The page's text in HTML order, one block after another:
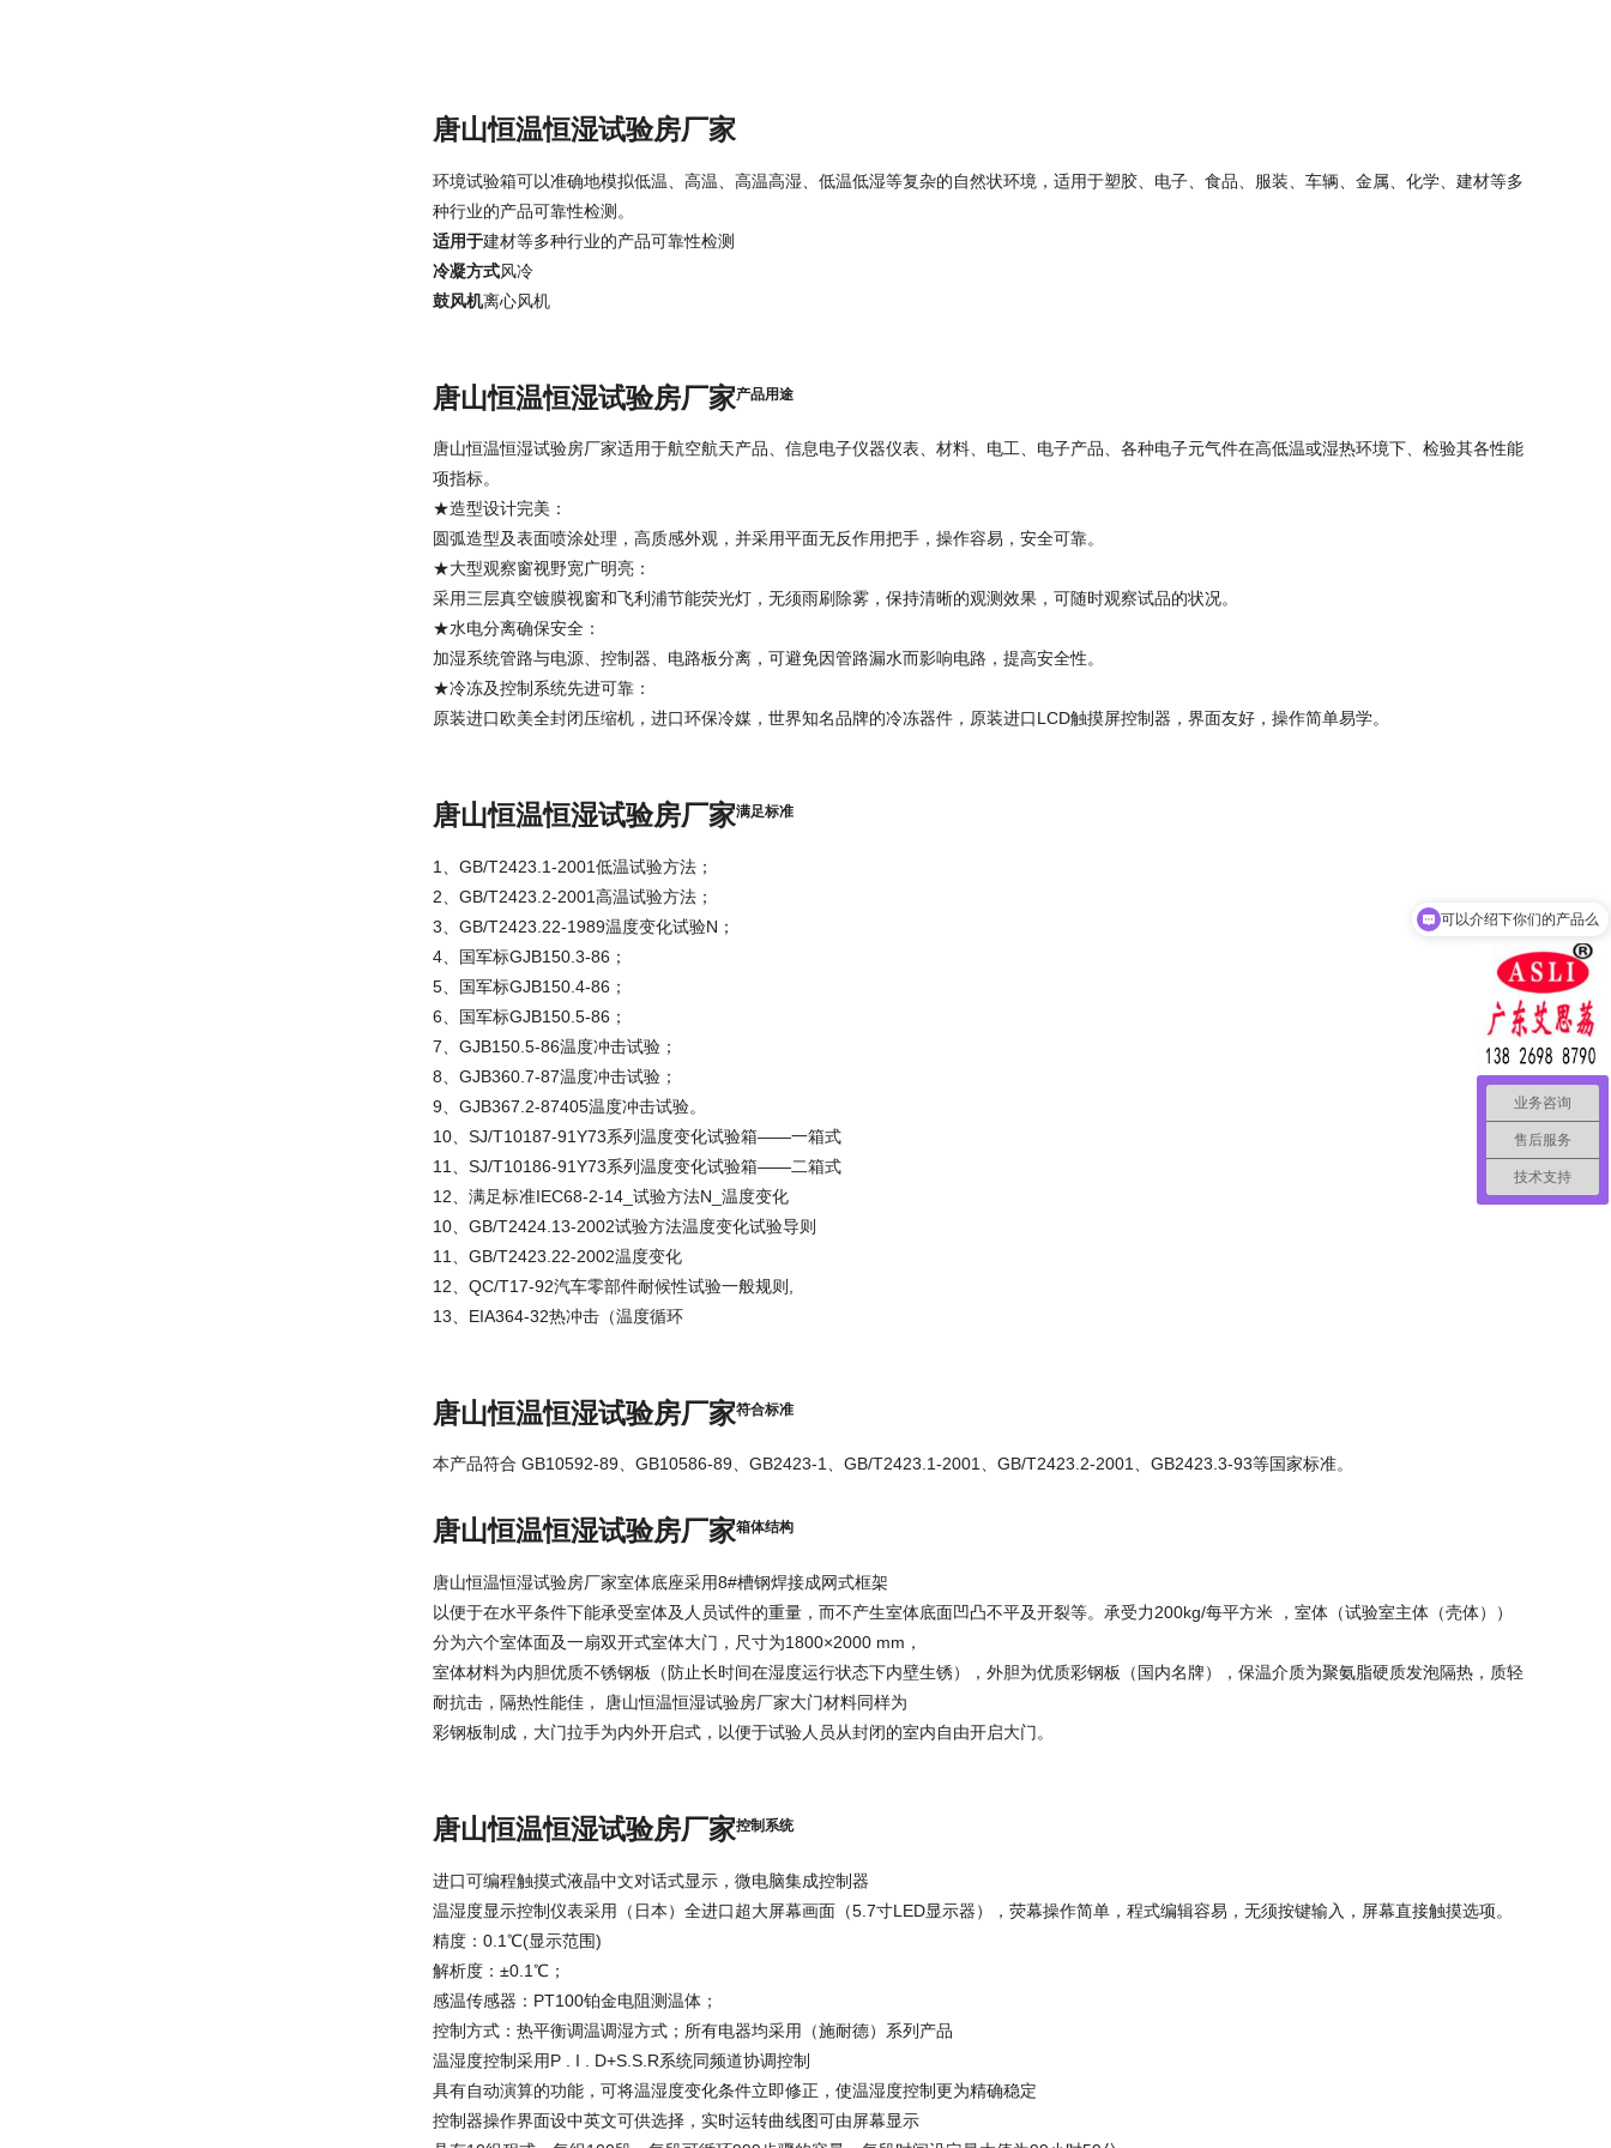
唐山恒温恒湿试验房厂家
环境试验箱可以准确地模拟低温、高温、高温高湿、低温低湿等复杂的自然状环境，适用于塑胶、电子、食品、服装、车辆、金属、化学、建材等多
种行业的产品可靠性检测。
适用于建材等多种行业的产品可靠性检测
冷凝方式风冷
鼓风机离心风机
唐山恒温恒湿试验房厂家产品用途
唐山恒温恒湿试验房厂家适用于航空航天产品、信息电子仪器仪表、材料、电工、电子产品、各种电子元气件在高低温或湿热环境下、检验其各性能
项指标。
★造型设计完美：
圆弧造型及表面喷涂处理，高质感外观，并采用平面无反作用把手，操作容易，安全可靠。
★大型观察窗视野宽广明亮：
采用三层真空镀膜视窗和飞利浦节能荧光灯，无须雨刷除雾，保持清晰的观测效果，可随时观察试品的状况。
★水电分离确保安全：
加湿系统管路与电源、控制器、电路板分离，可避免因管路漏水而影响电路，提高安全性。
★冷冻及控制系统先进可靠：
原装进口欧美全封闭压缩机，进口环保冷媒，世界知名品牌的冷冻器件，原装进口LCD触摸屏控制器，界面友好，操作简单易学。
唐山恒温恒湿试验房厂家满足标准
1、GB/T2423.1-2001低温试验方法；
2、GB/T2423.2-2001高温试验方法；
3、GB/T2423.22-1989温度变化试验N；
4、国军标GJB150.3-86；
5、国军标GJB150.4-86；
6、国军标GJB150.5-86；
7、GJB150.5-86温度冲击试验；
8、GJB360.7-87温度冲击试验；
9、GJB367.2-87405温度冲击试验。
10、SJ/T10187-91Y73系列温度变化试验箱——一箱式
11、SJ/T10186-91Y73系列温度变化试验箱——二箱式
12、满足标准IEC68-2-14_试验方法N_温度变化
10、GB/T2424.13-2002试验方法温度变化试验导则
11、GB/T2423.22-2002温度变化
12、QC/T17-92汽车零部件耐候性试验一般规则,
13、EIA364-32热冲击（温度循环
唐山恒温恒湿试验房厂家符合标准
本产品符合 GB10592-89、GB10586-89、GB2423-1、GB/T2423.1-2001、GB/T2423.2-2001、GB2423.3-93等国家标准。
唐山恒温恒湿试验房厂家箱体结构
唐山恒温恒湿试验房厂家室体底座采用8#槽钢焊接成网式框架
以便于在水平条件下能承受室体及人员试件的重量，而不产生室体底面凹凸不平及开裂等。承受力200kg/每平方米 ，室体（试验室主体（壳体））
分为六个室体面及一扇双开式室体大门，尺寸为1800×2000 mm，
室体材料为内胆优质不锈钢板（防止长时间在湿度运行状态下内壁生锈），外胆为优质彩钢板（国内名牌），保温介质为聚氨脂硬质发泡隔热，质轻
耐抗击，隔热性能佳，
唐山恒温恒湿试验房厂家大门材料同样为
彩钢板制成，大门拉手为内外开启式，以便于试验人员从封闭的室内自由开启大门。
唐山恒温恒湿试验房厂家控制系统
进口可编程触摸式液晶中文对话式显示，微电脑集成控制器
温湿度显示控制仪表采用（日本）全进口超大屏幕画面（5.7寸LED显示器），荧幕操作简单，程式编辑容易，无须按键输入，屏幕直接触摸选项。
精度：0.1℃(显示范围)
解析度：±0.1℃；
感温传感器：PT100铂金电阻测温体；
控制方式：热平衡调温调湿方式；所有电器均采用（施耐德）系列产品
温湿度控制采用P . I . D+S.S.R系统同频道协调控制
具有自动演算的功能，可将温湿度变化条件立即修正，使温湿度控制更为精确稳定
控制器操作界面设中英文可供选择，实时运转曲线图可由屏幕显示
业务咨询
售后服务
技术支持
可以介绍下你们的产品么